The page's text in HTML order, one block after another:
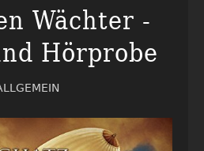
Wächter -
Hörprobe